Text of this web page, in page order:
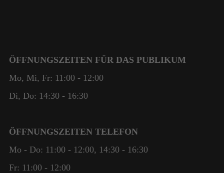
ÖFFNUNGSZEITEN FÜR DAS PUBLIKUM
Mo, Mi, Fr: 11:00 - 12:00
Di, Do: 14:30 - 16:30
ÖFFNUNGSZEITEN TELEFON
Mo - Do: 11:00 - 12:00, 14:30 - 16:30
Fr: 11:00 - 12:00